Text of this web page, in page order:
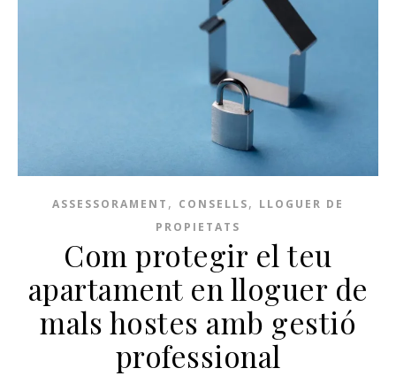
ASSESSORAMENT , CONSELLS, LLOGUER DE
PROPIETATS
Com protegir el teu
apartament en lloguer de
mals hostes amb gestió
professional